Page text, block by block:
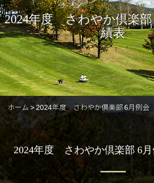
2024年度 さわやか倶楽
績表
ホーム 2024年度 さわやか倶楽部 6月例
2024年度 さわやか倶楽部 6